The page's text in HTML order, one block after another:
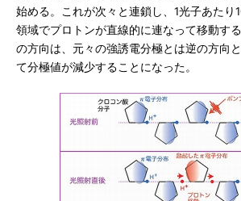
始める。これが次々と連鎖し、1光子あたり
領域でプロトンが直線的に連なって移動す
の方向は、元々の強誘電分極とは逆の方向
て分極値が減少することになった。